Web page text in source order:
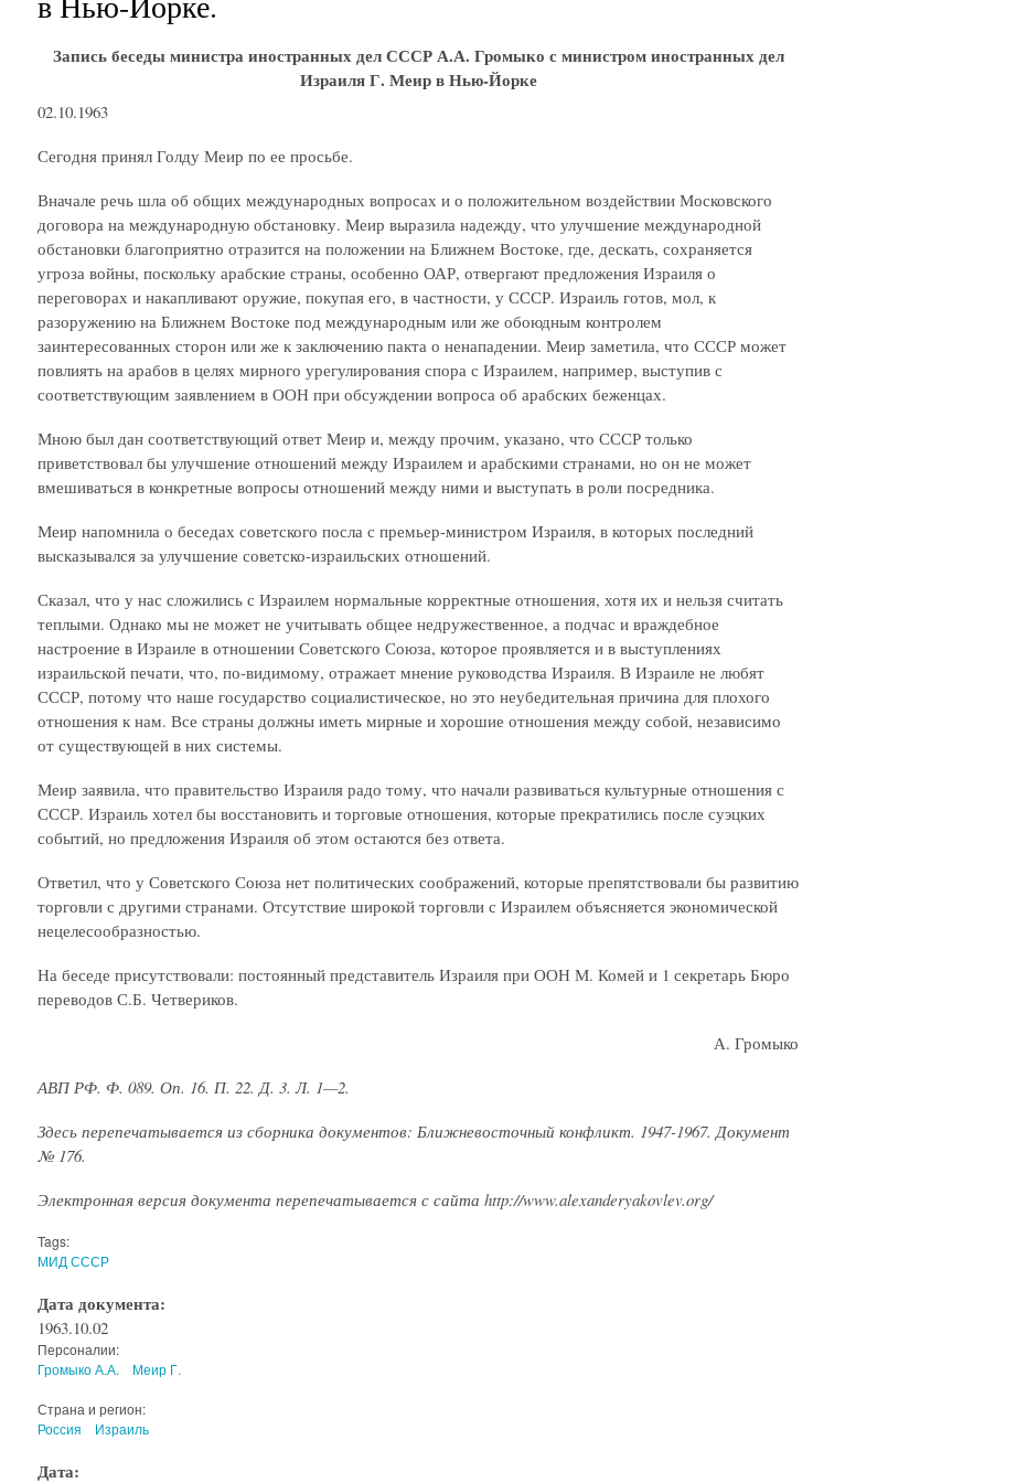
Запись беседы министра иностранных дел СССР А.А. Громыко с министром иностранных дел
Израиля Г. Меир в Нью-Йорке
02.10.1963
Сегодня принял Голду Меир по ее просьбе.
Вначале речь шла об общих международных вопросах и о положительном воздействии Московского
договора на международную обстановку. Меир выразила надежду, что улучшение международной
обстановки благоприятно отразится на положении на Ближнем Востоке, где, дескать, сохраняется
угроза войны, поскольку арабские страны, особенно ОАР, отвергают предложения Израиля о
переговорах и накапливают оружие, покупая его, в частности, у СССР. Израиль готов, мол, к
разоружению на Ближнем Востоке под международным или же обоюдным контролем
заинтересованных сторон или же к заключению пакта о ненападении. Меир заметила, что СССР может
повлиять на арабов в целях мирного урегулирования спора с Израилем, например, выступив с
соответствующим заявлением в ООН при обсуждении вопроса об арабских беженцах.
Мною был дан соответствующий ответ Меир и, между прочим, указано, что СССР только
приветствовал бы улучшение отношений между Израилем и арабскими странами, но он не может
вмешиваться в конкретные вопросы отношений между ними и выступать в роли посредника.
Меир напомнила о беседах советского посла с премьер-министром Израиля, в которых последний
высказывался за улучшение советско-израильских отношений.
Сказал, что у нас сложились с Израилем нормальные корректные отношения, хотя их и нельзя считать
теплыми. Однако мы не может не учитывать общее недружественное, а подчас и враждебное
настроение в Израиле в отношении Советского Союза, которое проявляется и в выступлениях
израильской печати, что, по-видимому, отражает мнение руководства Израиля. В Израиле не любят
СССР, потому что наше государство социалистическое, но это неубедительная причина для плохого
отношения к нам. Все страны должны иметь мирные и хорошие отношения между собой, независимо
от существующей в них системы.
Меир заявила, что правительство Израиля радо тому, что начали развиваться культурные отношения с
СССР. Израиль хотел бы восстановить и торговые отношения, которые прекратились после суэцких
событий, но предложения Израиля об этом остаются без ответа.
Ответил, что у Советского Союза нет политических соображений, которые препятствовали бы развитию
торговли с другими странами. Отсутствие широкой торговли с Израилем объясняется экономической
нецелесообразностью.
На беседе присутствовали: постоянный представитель Израиля при ООН М. Комей и 1 секретарь Бюро
переводов С.Б. Четвериков.
А. Громыко
АВП РФ. Ф. 089. Оп. 16. П. 22. Д. 3. Л. 1—2.
Здесь перепечатывается из сборника документов: Ближневосточный конфликт. 1947-1967. Документ
№ 176.
Электронная версия документа перепечатывается с сайта http://www.alexanderyakovlev.org/
Tags:
МИД СССР
Дата документа:
1963.10.02
Персоналии:
Громыко А.А.
Меир Г.
Страна и регион:
Россия
Израиль
Дата: